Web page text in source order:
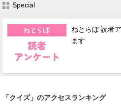
Special
ねとらぼ 読者
ます
「クイズ」のアクセスランキング